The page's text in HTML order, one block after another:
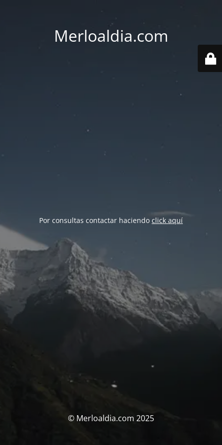
Merloaldia.com
Por consultas contactar haciendo click aquí
© Merloaldia.com 2025